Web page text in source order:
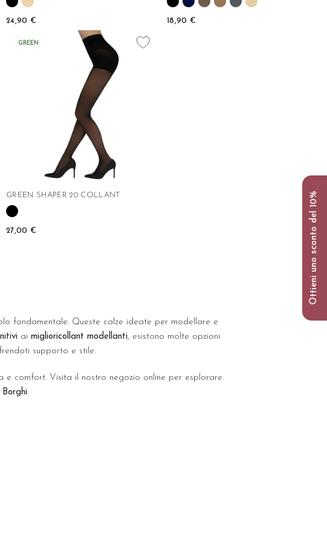
24,90 € 18,90 €
GREEN SHAPER 20 COLLANT
27,00 €
favorite_border
GREEN
fondamentale. Queste calze ideate per modellare e
ai miglioricollant modellanti, esistono molte opzioni
supporto e stile.
comfort. Visita il nostro negozio online per esplorare
.
sul nostro umore e sul modo in cui
Ottieni uno sconto del 10%